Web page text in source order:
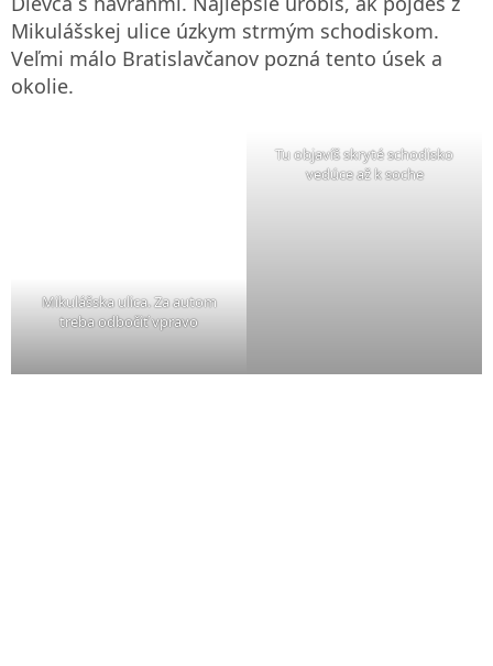
Mikulášskej ulice úzkym strmým schodiskom.
Veľmi málo Bratislavčanov pozná tento úsek a
okolie.
Mikulášska ulica. Za autom
treba odbočiť vpravo
Tu objavíš skryté schodisko
vedúce až k soche